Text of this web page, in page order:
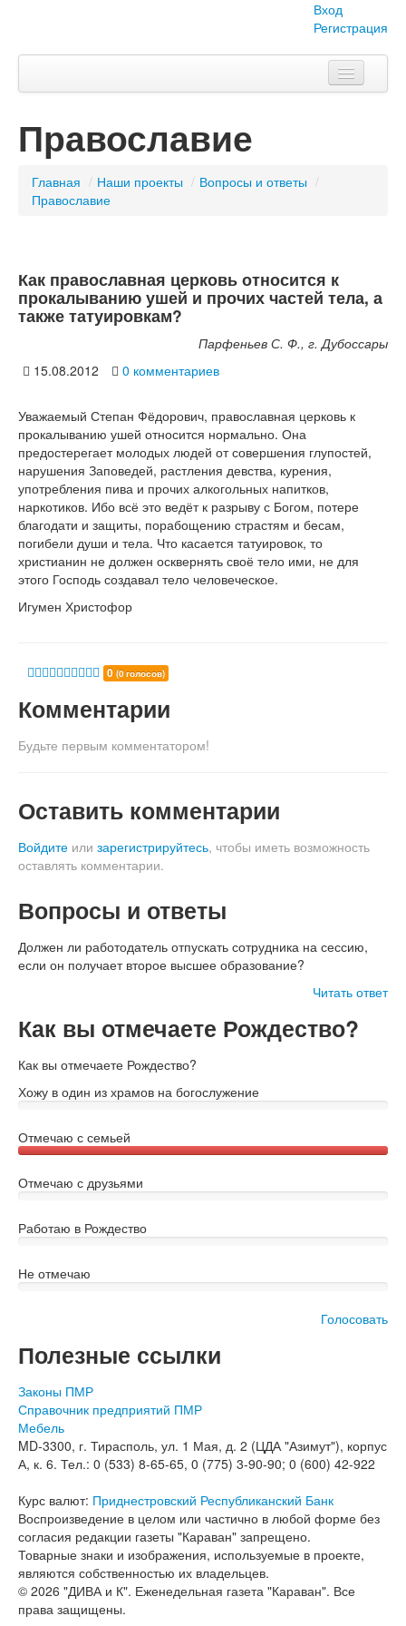
Вход
Регистрация
Тема номера
Объявления
Вопросы-ответы
О нас
Православие
Главная / Наши проекты / Вопросы и ответы /
Православие
Как православная церковь относится к
прокалыванию ушей и прочих частей тела, а
также татуировкам?
Парфеньев С. Ф., г. Дубоссары
15.08.2012
0 комментариев
Уважаемый Степан Фёдорович, православная церковь к
прокалыванию ушей относится нормально. Она
предостерегает молодых людей от совершения глупостей,
нарушения Заповедей, растления девства, курения,
употребления пива и прочих алкогольных напитков,
наркотиков. Ибо всё это ведёт к разрыву с Богом, потере
благодати и защиты, порабощению страстям и бесам,
погибели души и тела. Что касается татуировок, то
христианин не должен осквернять своё тело ими, не для
этого Господь создавал тело человеческое.
Игумен Христофор
0 (0 голосов)
Комментарии
Будьте первым комментатором!
Оставить комментарии
Войдите или зарегистрируйтесь, чтобы иметь возможность
оставлять комментарии.
Вопросы и ответы
Должен ли работодатель отпускать сотрудника на сессию,
если он получает второе высшее образование?
Читать ответ
Как вы отмечаете Рождество?
Как вы отмечаете Рождество?
Хожу в один из храмов на богослужение
Отмечаю с семьей
Отмечаю с друзьями
Работаю в Рождество
Не отмечаю
Голосовать
Полезные ссылки
Законы ПМР
Справочник предприятий ПМР
Мебель
MD-3300, г. Тирасполь, ул. 1 Мая, д. 2 (ЦДА "Азимут"), корпус
А, к. 6. Тел.: 0 (533) 8-65-65, 0 (775) 3-90-90; 0 (600) 42-922
Курс валют: Приднестровский Республиканский Банк
Воспроизведение в целом или частично в любой форме без
согласия редакции газеты "Караван" запрещено.
Товарные знаки и изображения, используемые в проекте,
являются собственностью их владельцев.
© 2026 "ДИВА и К". Еженедельная газета "Караван". Все
права защищены.